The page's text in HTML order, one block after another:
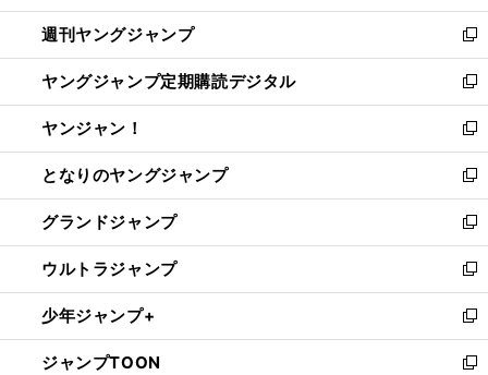
開
く
ウ
で
開
く
ン
ド
ウ
で
開
く
ウ
ィ
ン
ド
ウ
で
開
く
週刊ヤングジャンプ
新
し
い
ウ
ィ
ン
ド
ウ
で
開
く
ヤングジャンプ定期購読デジタル
新
し
い
ウ
ィ
ン
ド
ウ
で
開
く
ヤンジャン！
新
し
い
ウ
ィ
ン
ド
ウ
で
開
く
となりのヤングジャンプ
新
し
い
ウ
ィ
ン
ド
ウ
で
グランドジャンプ
新
し
い
ウ
ィ
ン
ド
ウルトラジャンプ
新
し
い
ウ
ィ
少年ジャンプ+
新
し
い
ジャンプTOON
新